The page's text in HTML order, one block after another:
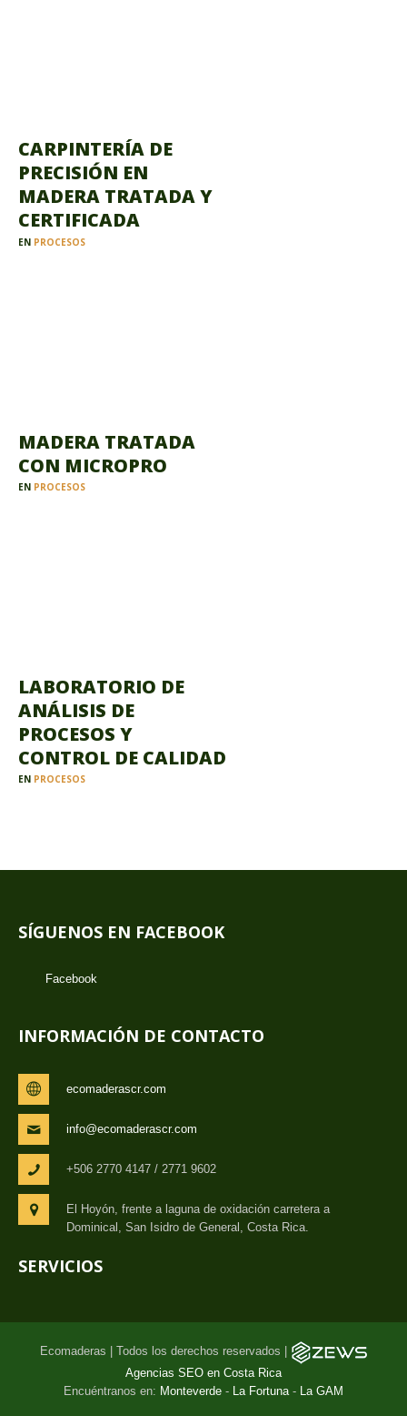
CARPINTERÍA DE
PRECISIÓN EN
MADERA TRATADA Y
CERTIFICADA
EN PROCESOS
MADERA TRATADA
CON MICROPRO
EN PROCESOS
LABORATORIO DE
ANÁLISIS DE
PROCESOS Y
CONTROL DE CALIDAD
EN PROCESOS
SÍGUENOS EN FACEBOOK
Facebook
INFORMACIÓN DE CONTACTO
ecomaderascr.com
info@ecomaderascr.com
+506 2770 4147 / 2771 9602
El Hoyón, frente a laguna de oxidación carretera a
Dominical, San Isidro de General, Costa Rica.
SERVICIOS
Ecomaderas | Todos los derechos reservados |
Agencias SEO en Costa Rica
Encuéntranos en: Monteverde - La Fortuna- La GAM